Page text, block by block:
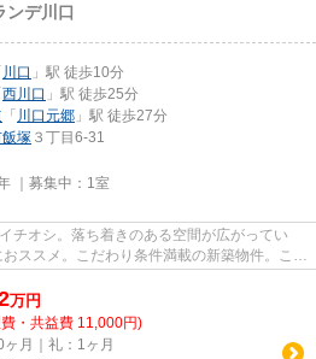
ンデ川口
川口 」駅 徒歩10分
西川口 」駅 徒歩25分
「 川口元郷 」駅 徒歩27分
飯塚 ３丁目6-31
｜募集中： 1室
チオシ。落ち着きのある空間が広がってい
ススメ。こだわり条件満載の新築物件。こち
万円
・共益費 11,000円)
ヶ月｜礼：1ヶ月